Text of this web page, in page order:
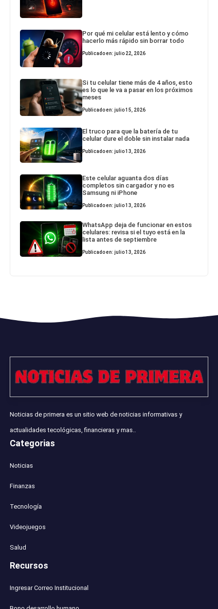
Por qué mi celular está lento y cómo
hacerlo más rápido sin borrar todo
Publicado en: julio 22, 2026
Si tu celular tiene más de 4 años, esto
es lo que le va a pasar en los próximos
meses
Publicado en: julio 15, 2026
El truco para que la batería de tu
celular dure el doble sin instalar nada
Publicado en: julio 13, 2026
Este celular aguanta dos días
completos sin cargador y no es
Samsung ni iPhone
Publicado en: julio 13, 2026
WhatsApp deja de funcionar en estos
celulares: revisa si el tuyo está en la
lista antes de septiembre
Publicado en: julio 13, 2026
Noticias de primera es un sitio web de noticias informativas y
actualidades tecológicas, financieras y mas..
Categorias
Noticias
Finanzas
Tecnología
Videojuegos
Salud
Recursos
Ingresar Correo Institucional